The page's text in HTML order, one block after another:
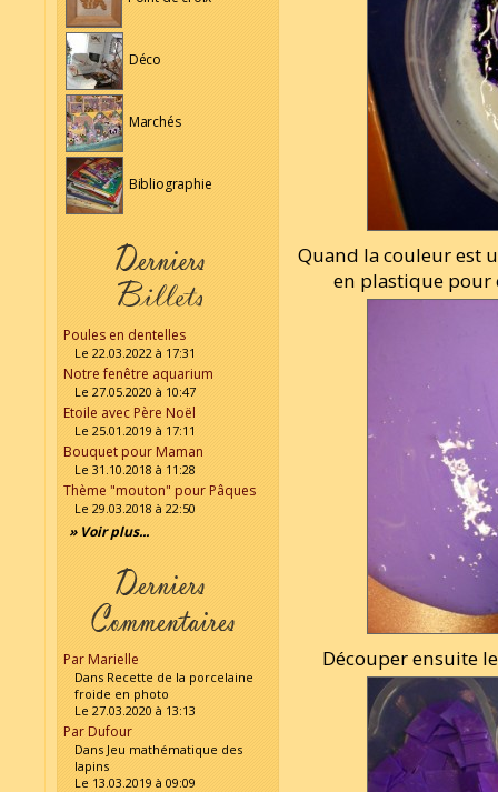
Déco
Marchés
Bibliographie
Poules en dentelles
Le 22.03.2022 à 17:31
Notre fenêtre aquarium
Le 27.05.2020 à 10:47
Etoile avec Père Noël
Le 25.01.2019 à 17:11
Bouquet pour Maman
Le 31.10.2018 à 11:28
Thème "mouton" pour Pâques
Le 29.03.2018 à 22:50
» Voir plus...
Par Marielle
Dans Recette de la porcelaine
froide en photo
Le 27.03.2020 à 13:13
Par Dufour
Dans Jeu mathématique des
lapins
Le 13.03.2019 à 09:09
Quand la couleur est
en plastique pour
Découper ensuite